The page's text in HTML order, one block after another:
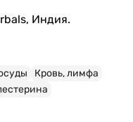
Индия.
Кровь, лимфа